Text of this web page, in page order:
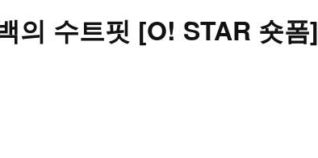
의 수트핏 [O! STAR 숏폼]